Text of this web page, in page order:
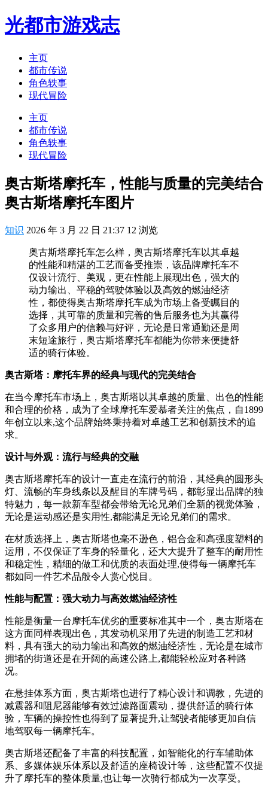
光都市游戏志
主页
都市传说
角色轶事
现代冒险
主页
都市传说
角色轶事
现代冒险
奥古斯塔摩托车，性能与质量的完美结合
奥古斯塔摩托车图片
知识 2026 年 3 月 22 日 21:37 12 浏览
奥古斯塔摩托车怎么样，奥古斯塔摩托车以其卓越
的性能和精湛的工艺而备受推崇，该品牌摩托车不
仅设计流行、美观，更在性能上展现出色，强大的
动力输出、平稳的驾驶体验以及高效的燃油经济
性，都使得奥古斯塔摩托车成为市场上备受瞩目的
选择，其可靠的质量和完善的售后服务也为其赢得
了众多用户的信赖与好评，无论是日常通勤还是周
末短途旅行，奥古斯塔摩托车都能为你带来便捷舒
适的骑行体验。
奥古斯塔：摩托车界的经典与现代的完美结合
在当今摩托车市场上，奥古斯塔以其卓越的质量、出色的性能
和合理的价格，成为了全球摩托车爱慕者关注的焦点，自1899
年创立以来,这个品牌始终秉持着对卓越工艺和创新技术的追
求。
设计与外观：流行与经典的交融
奥古斯塔摩托车的设计一直走在流行的前沿，其经典的圆形头
灯、流畅的车身线条以及醒目的车牌号码，都彰显出品牌的独
特魅力，每一款新车型都会带给无论兄弟们全新的视觉体验，
无论是运动感还是实用性,都能满足无论兄弟们的需求。
在材质选择上，奥古斯塔也毫不逊色，铝合金和高强度塑料的
运用，不仅保证了车身的轻量化，还大大提升了整车的耐用性
和稳定性，精细的做工和优质的表面处理,使得每一辆摩托车
都如同一件艺术品般令人赏心悦目。
性能与配置：强大动力与高效燃油经济性
性能是衡量一台摩托车优劣的重要标准其中一个，奥古斯塔在
这方面同样表现出色，其发动机采用了先进的制造工艺和材
料，具有强大的动力输出和高效的燃油经济性，无论是在城市
拥堵的街道还是在开阔的高速公路上,都能轻松应对各种路
况。
在悬挂体系方面，奥古斯塔也进行了精心设计和调教，先进的
减震器和阻尼器能够有效过滤路面震动，提供舒适的骑行体
验，车辆的操控性也得到了显著提升,让驾驶者能够更加自信
地驾驭每一辆摩托车。
奥古斯塔还配备了丰富的科技配置，如智能化的行车辅助体
系、多媒体娱乐体系以及舒适的座椅设计等，这些配置不仅提
升了摩托车的整体质量,也让每一次骑行都成为一次享受。